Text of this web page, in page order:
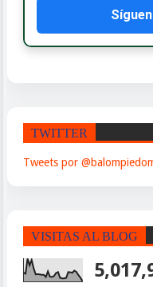
TWITTER
Tweets por
VISITAS AL BLOG